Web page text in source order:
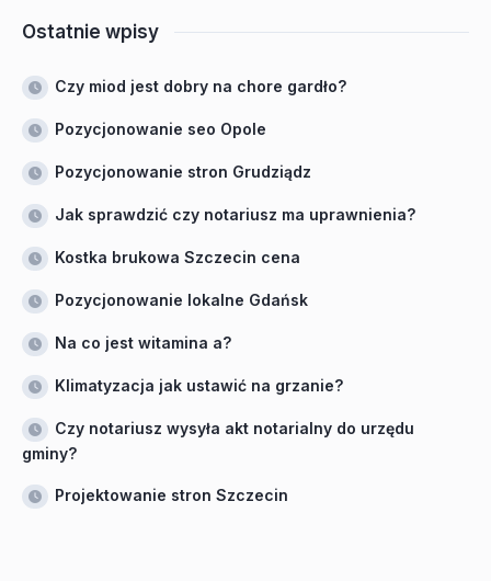
Ostatnie wpisy
Czy miod jest dobry na chore gardło?
Pozycjonowanie seo Opole
Pozycjonowanie stron Grudziądz
Jak sprawdzić czy notariusz ma uprawnienia?
Kostka brukowa Szczecin cena
Pozycjonowanie lokalne Gdańsk
Na co jest witamina a?
Klimatyzacja jak ustawić na grzanie?
Czy notariusz wysyła akt notarialny do urzędu
gminy?
Projektowanie stron Szczecin